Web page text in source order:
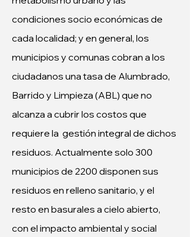
condiciones socio económicas de
cada localidad; y en general, los
municipios y comunas cobran a los
ciudadanos una tasa de Alumbrado,
Barrido y Limpieza (ABL) que no
alcanza a cubrir los costos que
requiere la  gestión integral de dichos
residuos. Actualmente solo 300
municipios de 2200 disponen sus
residuos en relleno sanitario, y el
resto en basurales a cielo abierto,
con el impacto ambiental y social